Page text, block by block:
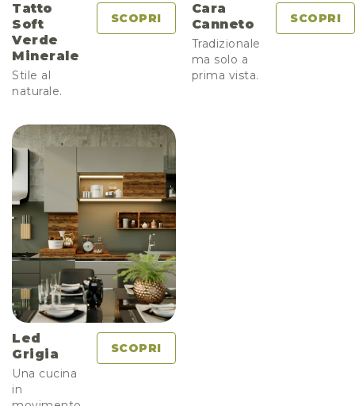
Tatto
Soft
Verde
Minerale
Stile al
naturale.
SCOPRI
Cara
Canneto
Tradizionale
ma solo a
prima vista.
SCOPRI
Led
Grigia
Una cucina
in
SCOPRI